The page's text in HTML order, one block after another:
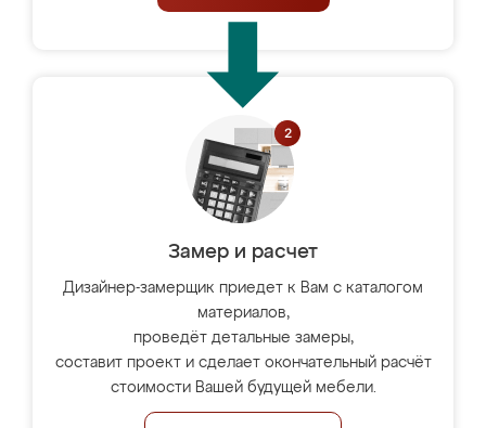
Замер и расчет
Дизайнер-замерщик приедет к Вам с каталогом
материалов,
проведёт детальные замеры,
составит проект и сделает окончательный расчёт
стоимости Вашей будущей мебели.